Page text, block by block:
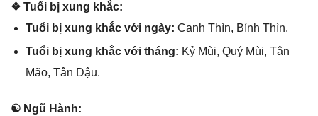
❖ Tuổi bị xunɡ khắc:
Tuổi bị xunɡ khắc với ngày: Canh Thìn, Bính Thìn.
Tuổi bị xunɡ khắc với tháng: Kỷ Mùi, Quý Mùi, Tân
Mão, Tân Dậu.
☯ Ngũ Hành: